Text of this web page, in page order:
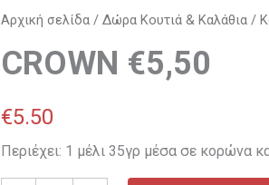
Αρχική σελίδα / Δώρα Κουτιά & Καλάθια /
CROWN €5,50
€5.50
Περιέχει: 1 μέλι 35γρ μέσα σε κορώνα
CROWN
ποσότητα